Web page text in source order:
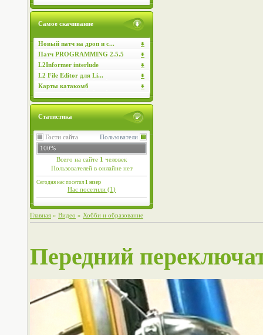
Самое скачивание
Новый патч на дроп и с...
Патч PROGRAMMING 2.5.5
L2Informer interlude
L2 File Editor для Li...
Карты катакомб
Статистика
Пользователи
Гости сайта
100%
Всего на сайте 1 человек
Пользователей в онлайне нет
Сегодня нас посетил1 юзер
Нас посетили (1)
Главная » Видео » Хобби и образование
Передний